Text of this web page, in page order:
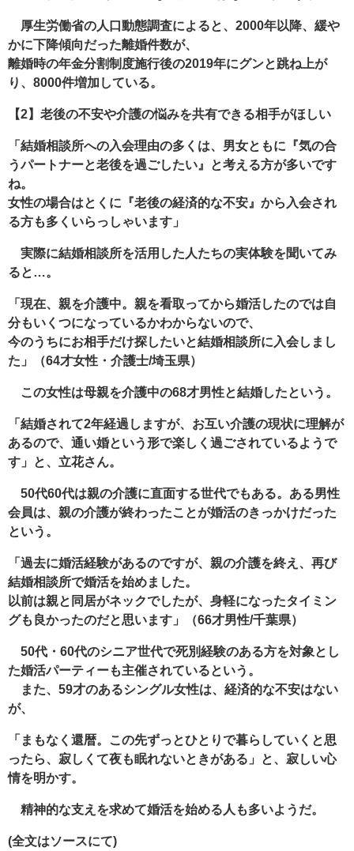
厚生労働省の人口動態調査によると、2000年以降、緩や
かに下降傾向だった離婚件数が、
離婚時の年金分割制度施行後の2019年にグンと跳ね上が
り、8000件増加している。
【2】老後の不安や介護の悩みを共有できる相手がほしい
「結婚相談所への入会理由の多くは、男女ともに『気の合
うパートナーと老後を過ごしたい』と考える方が多いです
ね。
女性の場合はとくに『老後の経済的な不安』から入会され
る方も多くいらっしゃいます」
実際に結婚相談所を活用した人たちの実体験を聞いてみ
ると…。
「現在、親を介護中。親を看取ってから婚活したのでは自
分もいくつになっているかわからないので、
今のうちにお相手だけ探したいと結婚相談所に入会しまし
た」（64才女性・介護士/埼玉県）
この女性は母親を介護中の68才男性と結婚したという。
「結婚されて2年経過しますが、お互い介護の現状に理解が
あるので、通い婚という形で楽しく過ごされているようで
す」と、立花さん。
50代60代は親の介護に直面する世代でもある。ある男性
会員は、親の介護が終わったことが婚活のきっかけだった
という。
「過去に婚活経験があるのですが、親の介護を終え、再び
結婚相談所で婚活を始めました。
以前は親と同居がネックでしたが、身軽になったタイミン
グも良かったのだと思います」（66才男性/千葉県）
50代・60代のシニア世代で死別経験のある方を対象とし
た婚活パーティーも主催されているという。
また、59才のあるシングル女性は、経済的な不安はない
が、
「まもなく還暦。この先ずっとひとりで暮らしていくと思
ったら、寂しくて夜も眠れないときがある」と、寂しい心
情を明かす。
精神的な支えを求めて婚活を始める人も多いようだ。
(全文はソースにて)